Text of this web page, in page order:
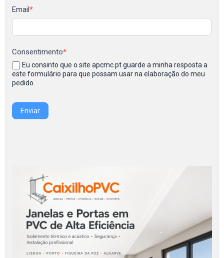
Newsletter
Email*
Consentimento*
Eu consinto que o site apcmc.pt guarde a minha resposta a
este formulário para que possam usar na elaboração do meu
pedido.
Enviar